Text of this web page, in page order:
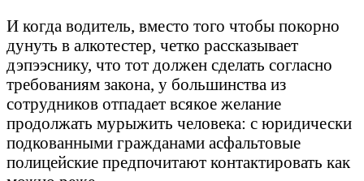
И когда водитель, вместо того чтобы покорно
дунуть в алкотестер, четко рассказывает
дэпээснику, что тот должен сделать согласно
требованиям закона, у большинства из
сотрудников отпадает всякое желание
продолжать мурыжить человека: с юридически
подкованными гражданами асфальтовые
полицейские предпочитают контактировать как